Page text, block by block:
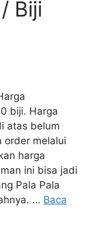
Biji
biji. Harga
atas belum
melalui
harga
ini bisa jadi
Pala Pala
… Baca